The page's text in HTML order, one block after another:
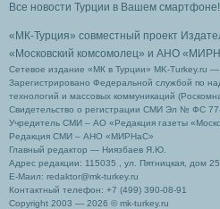
Все новости Турции в Вашем смартфоне!
«МК-Турция» совместный проект
«Московский комсомолец» и АНО
Сетевое издание «МК в Турции» MK-Turkey.ru
Зарегистрировано Федеральной службой по
технологий и массовых коммуникаций
Свидетельство о регистрации СМИ Эл № ФС
Учредитель СМИ – АО «Редакция газеты
Редакция СМИ – АНО «МИРНаС»
Главный редактор — Ниязбаев Я.Ю.
Адрес редакции: 115035 , ул. Пятницкая, дом
Е-Маил: redaktor@mk-turkey.ru
Контактный телефон: +7 (499) 390-08-91
Copyright 2003 — 2026 © mk-turkey.ru